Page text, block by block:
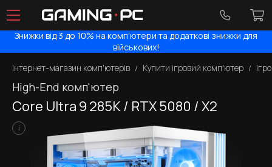
Знижки від 3 до 10% на комп’ютери та додаткові знижки для
військових!
Інтернет-магазин комп'ютерів
Купити ігровий комп'ютер
High-End комп'ютер
Core Ultra 9 285K / RTX 5080 / X2
i